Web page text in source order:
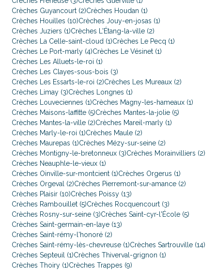
Crèches Guyancourt (2)Crèches Houdan (1)
Crèches Houilles (10)Crèches Jouy-en-josas (1)
Crèches Juziers (1)Crèches L'Étang-la-ville (2)
Crèches La Celle-saint-cloud (1)Crèches Le Pecq (1)
Crèches Le Port-marly (4)Crèches Le Vésinet (1)
Crèches Les Alluets-le-roi (1)
Crèches Les Clayes-sous-bois (3)
Crèches Les Essarts-le-roi (2)Crèches Les Mureaux (2)
Crèches Limay (3)Crèches Longnes (1)
Crèches Louveciennes (1)Crèches Magny-les-hameaux (1)
Crèches Maisons-laffitte (5)Crèches Mantes-la-jolie (5)
Crèches Mantes-la-ville (2)Crèches Mareil-marly (1)
Crèches Marly-le-roi (1)Crèches Maule (2)
Crèches Maurepas (1)Crèches Mézy-sur-seine (2)
Crèches Montigny-le-bretonneux (3)Crèches Morainvilliers (2)
Crèches Neauphle-le-vieux (1)
Crèches Oinville-sur-montcient (1)Crèches Orgerus (1)
Crèches Orgeval (2)Crèches Pierremont-sur-amance (2)
Crèches Plaisir (10)Crèches Poissy (13)
Crèches Rambouillet (5)Crèches Rocquencourt (3)
Crèches Rosny-sur-seine (3)Crèches Saint-cyr-l'École (5)
Crèches Saint-germain-en-laye (13)
Crèches Saint-rémy-l'honoré (2)
Crèches Saint-rémy-lès-chevreuse (1)Crèches Sartrouville (14)
Crèches Septeuil (1)Crèches Thiverval-grignon (1)
Crèches Thoiry (1)Crèches Trappes (9)